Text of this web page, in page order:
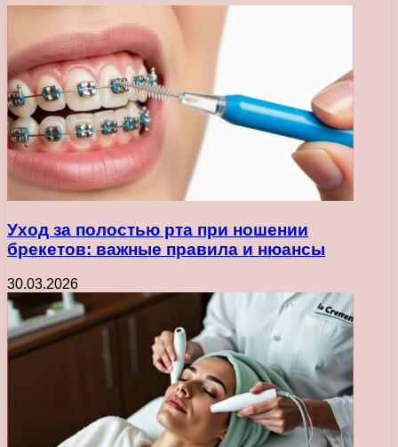
Уход за полостью рта при ношении
брекетов: важные правила и нюансы
30.03.2026